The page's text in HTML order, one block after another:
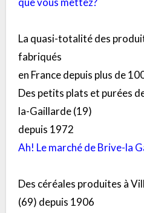
La quasi-totalité des
fabriqués
en France depuis plus de
Des petits plats et purées
la-Gaillarde (19)
depuis 1972
Ah! Le marché de Brive-la
Des céréales produites à
(69) depuis 1906